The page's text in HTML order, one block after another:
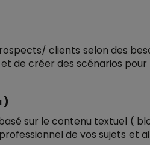
clients selon des
de créer des scénarios pour
)
sur le contenu textuel (
de vos sujets